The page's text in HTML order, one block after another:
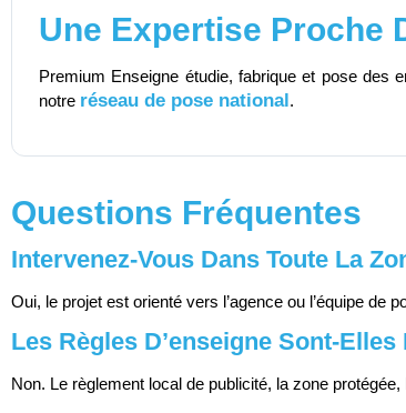
Une Expertise Proche
Premium Enseigne étudie, fabrique et pose des
notre réseau de pose national.
Questions Fréquentes
Intervenez-Vous Dans Toute La
Oui, le projet est orienté vers l’agence ou l’équipe de
Les Règles D’enseigne Sont-
Non. Le règlement local de publicité, la zone